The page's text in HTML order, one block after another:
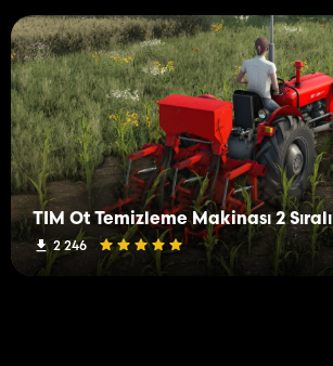
TIM Ot Temizleme Makinası 2 Sıralı
2 246